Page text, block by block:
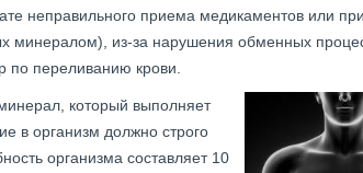
неправильного приема медикаментов или при
минералом), из-за нарушения обменных
по переливанию крови.
который выполняет
в организм должно строго
организма составляет 10